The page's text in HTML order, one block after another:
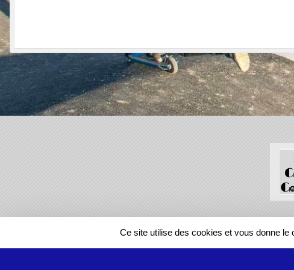
REGIONS
Ce site utilise des cookies et vous donne